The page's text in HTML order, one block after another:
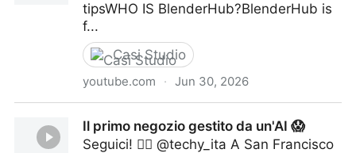
tipsWHO IS BlenderHub?BlenderHub is
f...
Casi Studio
youtube.com · Jun 30, 2026
Il primo negozio gestito da un'AI 😱
Seguici! 👉🏻 @techy_ita A San Francisco